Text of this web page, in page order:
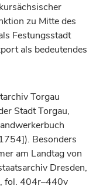
zu Mitte des
Festungsstadt
als bedeutendes
Torgau
Stadt Torgau,
Besonders
am Landtag von
Dresden,
fol. 404r–440v